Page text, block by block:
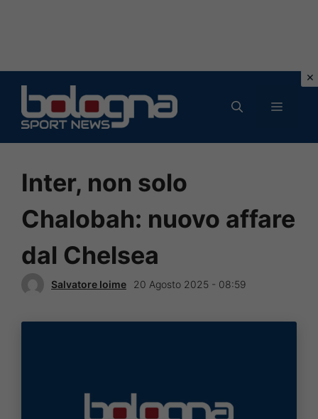
contenuto
MENU
Inter, non solo
Chalobah: nuovo affare
dal Chelsea
Salvatore Ioime 20 Agosto 2025 - 08:59